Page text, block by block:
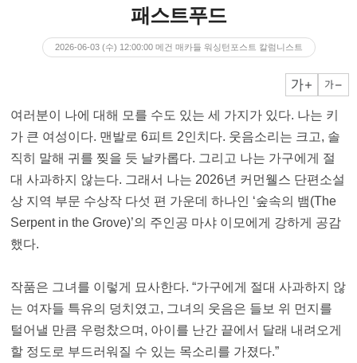
패스트푸드
2026-06-03 (수) 12:00:00 메건 매카들 워싱턴포스트 칼럼니스트
여러분이 나에 대해 모를 수도 있는 세 가지가 있다. 나는 키
가 큰 여성이다. 맨발로 6피트 2인치다. 웃음소리는 크고, 솔
직히 말해 귀를 찢을 듯 날카롭다. 그리고 나는 가구에게 절
대 사과하지 않는다. 그래서 나는 2026년 커먼웰스 단편소설
상 지역 부문 수상작 다섯 편 가운데 하나인 ‘숲속의 뱀(The
Serpent in the Grove)’의 주인공 마샤 이모에게 강하게 공감
했다.
작품은 그녀를 이렇게 묘사한다. “가구에게 절대 사과하지 않
는 여자들 특유의 덩치였고, 그녀의 웃음은 들보 위 먼지를
털어낼 만큼 우렁찼으며, 아이를 난간 끝에서 달래 내려오게
할 정도로 부드러워질 수 있는 목소리를 가졌다.”